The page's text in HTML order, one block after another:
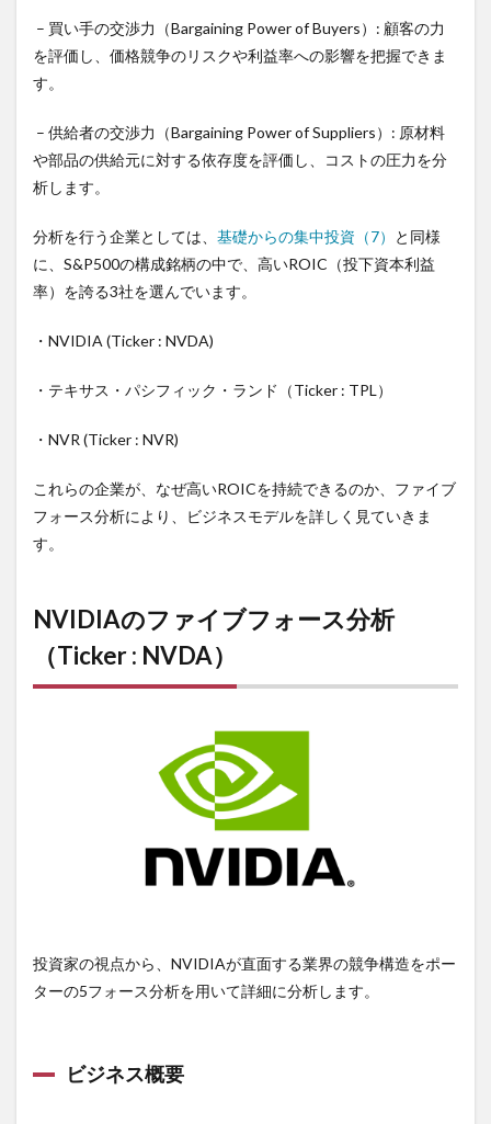
NVDA）
2.1
概要
2.2
ファ
ース
分析
2.2.1
1. 業
（Rivalry
2. 新規参入
new
entrants）:
（Threat of
substitute
products
services）:
（Bargaining
5. 売り手の
suppliers）:
2.3
て
– 買い手の交渉力（Bargaining Power of Buyers）: 顧客の力
を評価し、価格競争のリスクや利益率への影響を把握できま
す。
– 供給者の交渉力（Bargaining Power of Suppliers）: 原材料
や部品の供給元に対する依存度を評価し、コストの圧力を分
析します。
分析を行う企業としては、 基礎からの集中投資（7）
と同様
に、S&P500の構成銘柄の中で、高いROIC（投下資本利益
率）を誇る3社を選んでいます。
・NVIDIA (Ticker : NVDA)
・テキサス・パシフィック・ランド（Ticker : TPL）
・NVR (Ticker : NVR)
これらの企業が、なぜ高いROICを持続できるのか、ファイブ
フォース分析により、ビジネスモデルを詳しく見ていきま
す。
NVIDIAのファイブフォース分析
（Ticker : NVDA）
投資家の視点から、NVIDIAが直面する業界の競争構造をポー
ターの5フォース分析を用いて詳細に分析します。
ビジネス概要